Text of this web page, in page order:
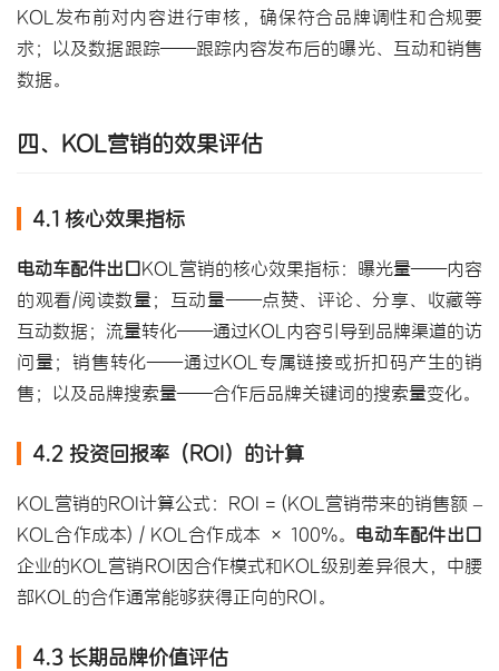
KOL发布前对内容进行审核，确保符合品牌调性和合规要
求；以及数据跟踪——跟踪内容发布后的曝光、互动和销售
数据。
四、KOL营销的效果评估
4.1 核心效果指标
电动车配件出口KOL营销的核心效果指标：曝光量——内容
的观看/阅读数量；互动量——点赞、评论、分享、收藏等
互动数据；流量转化——通过KOL内容引导到品牌渠道的访
问量；销售转化——通过KOL专属链接或折扣码产生的销
售；以及品牌搜索量——合作后品牌关键词的搜索量变化。
4.2 投资回报率（ROI）的计算
KOL营销的ROI计算公式：ROI = (KOL营销带来的销售额 –
KOL合作成本) / KOL合作成本 × 100%。 电动车配件出口
企业的KOL营销ROI因合作模式和KOL级别差异很大，中腰
部KOL的合作通常能够获得正向的ROI。
4.3 长期品牌价值评估